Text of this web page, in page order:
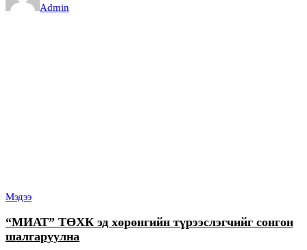
Admin
Мэдээ
“МИАТ” ТӨХК эд хөрөнгийн түрээслэгчийг сонгон
шалгаруулна